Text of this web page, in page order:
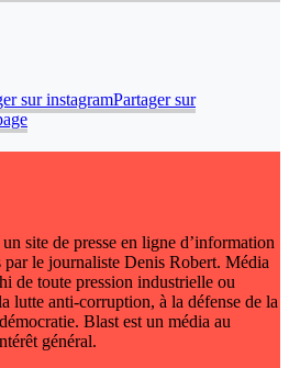
sur instagramPartager sur
site de presse en ligne d’information
par le journaliste Denis Robert. Média
de toute pression industrielle ou
lutte anti-corruption, à la défense de la
Blast est un média au
général.